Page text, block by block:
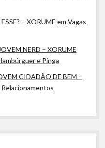
– XORUME emVagas
NERD – XORUME
e Pinga
CIDADÃO DE BEM –